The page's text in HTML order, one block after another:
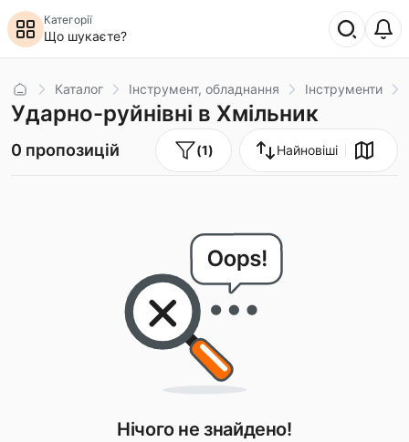
Категорії
Що шукаєте?
ГоловнаКаталог Інструмент, обладнання Інструменти
Ударно-руйнівні в Хмільник
0 пропозицій (1) Найновіші
Нічого не знайдено!